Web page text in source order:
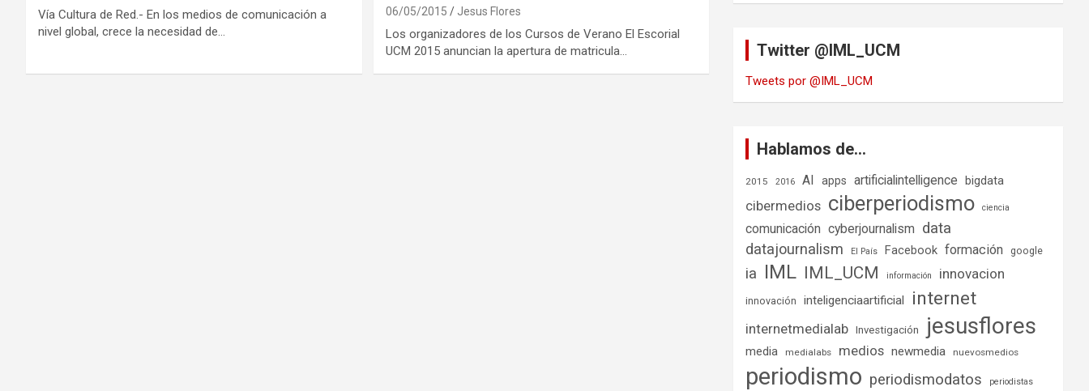
Vía Cultura de Red.- En los medios de comunicación a
nivel global, crece la necesidad de…
06/05/2015 Jesus Flores
Los organizadores de los Cursos de Verano El Escorial
UCM 2015 anuncian la apertura de matricula…
Twitter @IML_UCM
Tweets por @IML_UCM
Hablamos de…
2015 2016 AI apps artificialintelligence bigdata
cibermedios ciberperiodismo ciencia
comunicación cyberjournalism data
datajournalism El País Facebook formación google
ia IML IML_UCM información innovacion
innovación inteligenciaartificial internet
internetmedialab Investigación jesusflores
media medialabs medios newmedia nuevosmedios
periodismo periodismodatos
periodistas